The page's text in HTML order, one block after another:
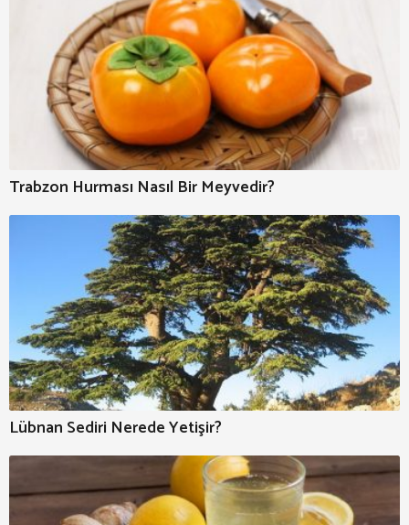
Trabzon Hurması Nasıl Bir Meyvedir?
Lübnan Sediri Nerede Yetişir?